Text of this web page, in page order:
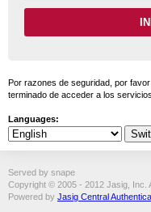
Por razones de seguridad, por
terminado de acceder a los
Languages:
Served by snape
Copyright © 2005 - 2012 Jasig, Inc.
Powered by Jasig Central